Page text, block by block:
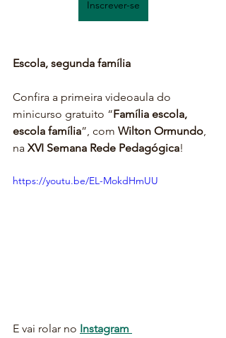
Inscrever-se
Escola, segunda família
Confira a primeira videoaula do
minicurso gratuito “Família escola,
escola família”, com Wilton Ormundo,
na XVI Semana Rede Pedagógica!
https://youtu.be/EL-MokdHmUU
E vai rolar no Instagram